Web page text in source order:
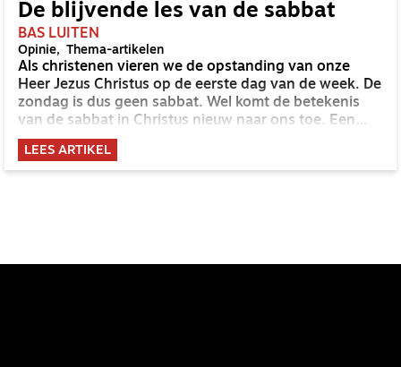
De blijvende les van de sabbat
BAS LUITEN
Opinie Thema-artikelen
Als christenen vieren we de opstanding van onze
Heer Jezus Christus op de eerste dag van de week. De
zondag is dus geen sabbat. Wel komt de betekenis
van de sabbat in Christus nieuw naar ons toe. Een
bezinning van Bas Luiten op de rustdag.
LEES ARTIKEL